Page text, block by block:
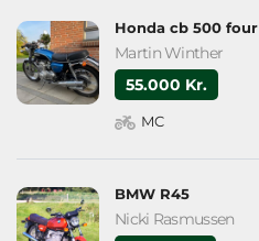
Honda cb 500 four
Martin Winther
55.000 Kr.
MC
BMW R45
Nicki Rasmussen